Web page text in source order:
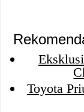
Toyota